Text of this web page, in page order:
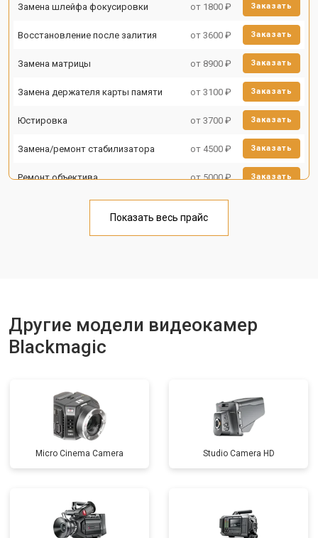
Замена шлейфа фокусировки от 1800 ₽ Заказать
Восстановление после залития от 3600 ₽ Заказать
Замена матрицы от 8900 ₽ Заказать
Замена держателя карты памяти от 3100 ₽ Заказать
Юстировка от 3700 ₽ Заказать
Замена/ремонт стабилизатора от 4500 ₽ Заказать
Ремонт объектива от 5000 ₽ Заказать
Показать весь прайс
Другие модели видеокамер
Blackmagic
Micro Cinema Camera Studio Camera HD